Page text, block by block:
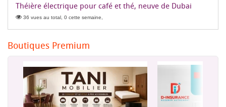
Théière électrique pour café et thé, neuve de Dubai
36 vues au total, 0 cette semaine,
Boutiques Premium